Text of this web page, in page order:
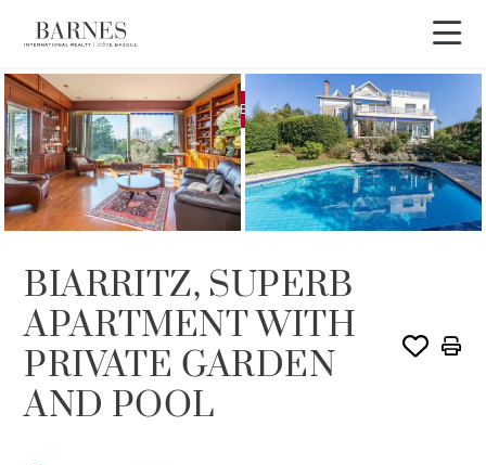
EXCLUSIVIDAD VENDIDO POR BARNES
BIARRITZ, SUPERB
APARTMENT WITH
PRIVATE GARDEN
AND POOL